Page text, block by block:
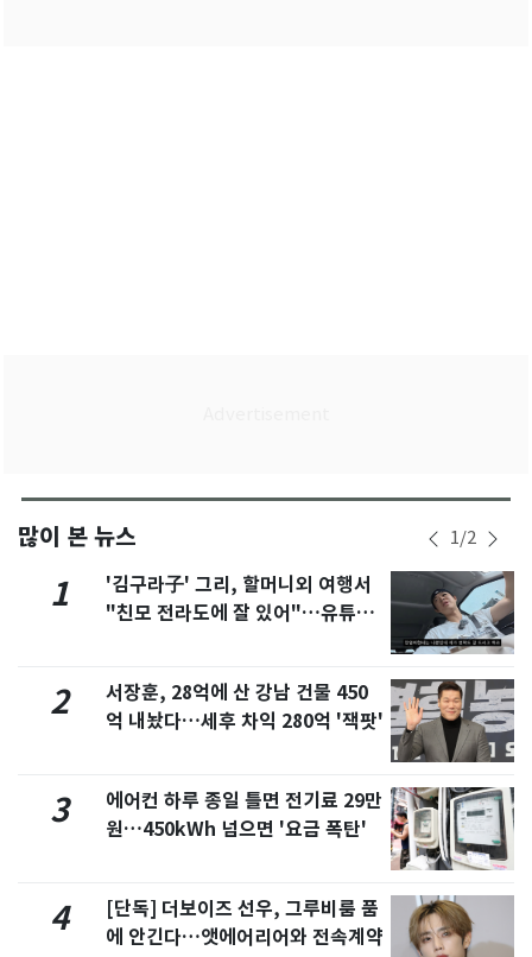
많이 본 뉴스 1/2
1
'김구라子' 그리, 할머니외 여행서
"친모 전라도에 잘 있어"…유튜브
2
서장훈, 28억에 산 강남 건물 450
억 내놨다…세후 차익 280억 '잭팟'
3
에어컨 하루 종일 틀면 전기료 29만
원…450kWh 넘으면 '요금 폭탄'
4
[단독] 더보이즈 선우, 그루비룸 품
에 안긴다…앳에어리어와 전속계약